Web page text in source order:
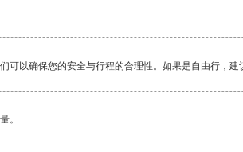
以确保您的安全与行程的合理性。如果是自由行，
。